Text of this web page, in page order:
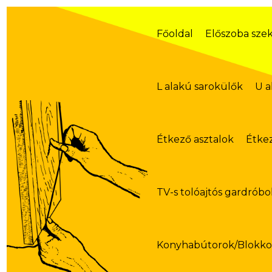
Skip
Főoldal Előszoba
L alakú sarokülők U
Étkező asztalok
TV-s tolóajtós
Konyhabútorok/